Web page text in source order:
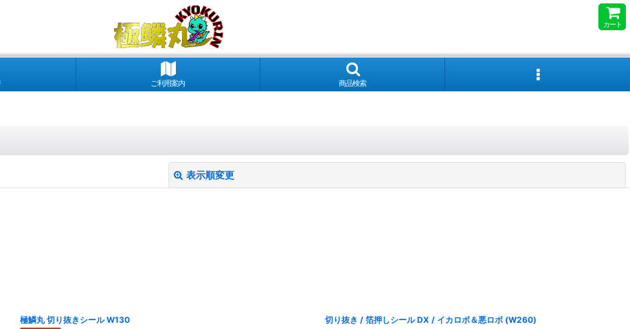
カート
ご利用案内 商品検索
表示順変更
極鱗丸 切り抜きシール W130
切り抜き / 箔押しシール DX / イカロボ＆悪ロボ (W260)